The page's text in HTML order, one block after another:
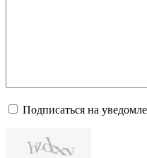
Подписаться на